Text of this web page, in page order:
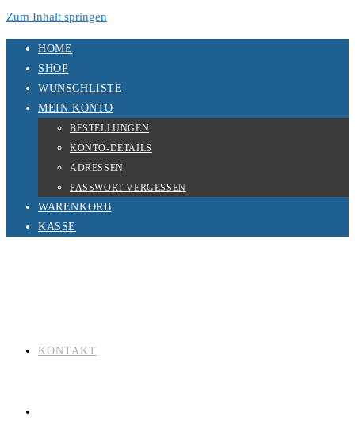
Zum Inhalt springen
HOME
SHOP
WUNSCHLISTE
MEIN KONTO
BESTELLUNGEN
KONTO-DETAILS
ADRESSEN
PASSWORT VERGESSEN
WARENKORB
KASSE
KONTAKT